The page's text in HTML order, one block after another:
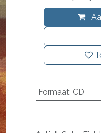
Formaat: CD